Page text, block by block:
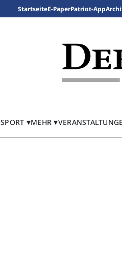
StartseiteE-PaperPatriot-App
SPORT MEHR